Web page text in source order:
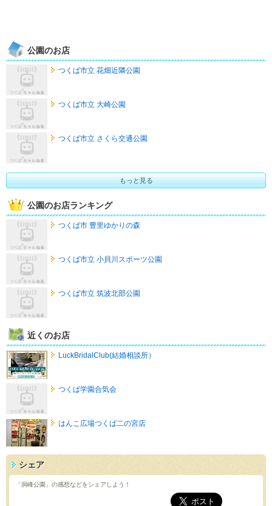
公園のお店
つくば市立 花畑近隣公園
つくば市立 大崎公園
つくば市立 さくら交通公園
もっと見る
公園のお店ランキング
つくば市 豊里ゆかりの森
つくば市立 小貝川スポーツ公園
つくば市立 筑波北部公園
近くのお店
LuckBridalClub(結婚相談所）
つくば学園合気会
はんこ広場つくば二の宮店
シェア
「洞峰公園」の感想などをシェアしよう！